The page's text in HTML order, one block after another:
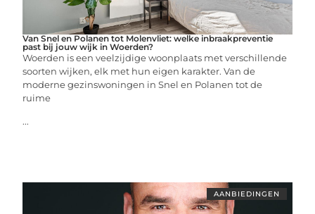
Van Snel en Polanen tot Molenvliet: welke inbraakpreventie
past bij jouw wijk in Woerden?
Woerden is een veelzijdige woonplaats met verschillende
soorten wijken, elk met hun eigen karakter. Van de
moderne gezinswoningen in Snel en Polanen tot de
ruime
...
AANBIEDINGEN